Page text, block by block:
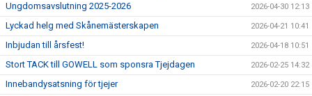
Ungdomsavslutning 2025-2026 2026-04-30 12:13
Lyckad helg med Skånemästerskapen 2026-04-21 10:41
Inbjudan till årsfest! 2026-04-18 10:51
Stort TACK till GOWELL som sponsra Tjejdagen 2026-02-25 14:32
Innebandysatsning för tjejer 2026-02-20 22:15